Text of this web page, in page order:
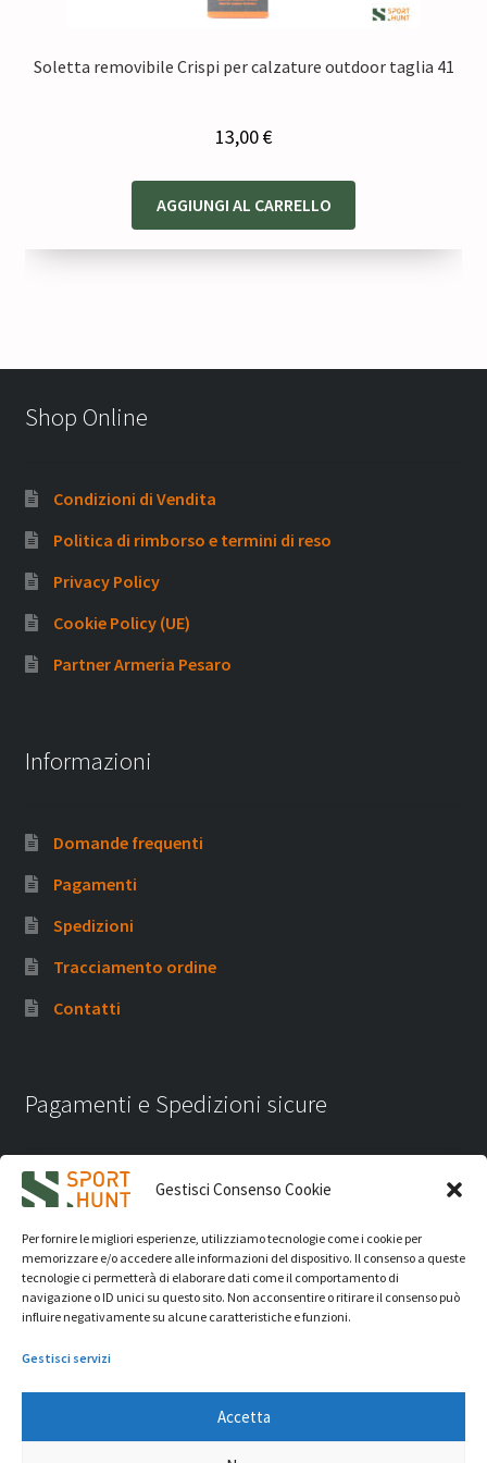
Gestisci Consenso Cookie
Per fornire le migliori esperienze, utilizziamo tecnologie come i cookie per
memorizzare e/o accedere alle informazioni del dispositivo. Il consenso a queste
tecnologie ci permetterà di elaborare dati come il comportamento di
navigazione o ID unici su questo sito. Non acconsentire o ritirare il consenso può
influire negativamente su alcune caratteristiche e funzioni.
Gestisci servizi
Accetta
Soletta removibile Crispi per calzature outdoor taglia 41
13,00€
AGGIUNGI AL CARRELLO
Shop Online
Condizioni di Vendita
Politica di rimborso e termini di reso
Privacy Policy
Cookie Policy (UE)
Partner Armeria Pesaro
Informazioni
Domande frequenti
Pagamenti
Spedizioni
Tracciamento ordine
Contatti
Pagamenti e Spedizioni sicure
iVision Communication S.r.l.- P.Iva 04233830407 - REA: RN